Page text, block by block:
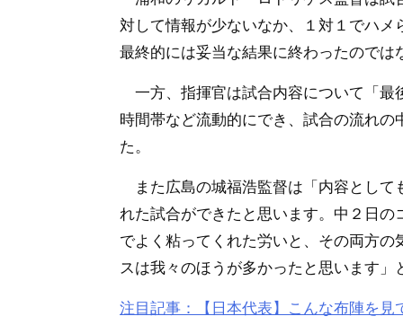
対して情報が少ないなか、１対１でハメ
最終的には妥当な結果に終わったのでは
一方、指揮官は試合内容について「最
時間帯など流動的にでき、試合の流れ
た。
また広島の城福浩監督は「内容として
れた試合ができたと思います。中２日の
でよく粘ってくれた労いと、その両方
スは我々のほうが多かったと思います」
注目記事：【日本代表】こんな布陣を